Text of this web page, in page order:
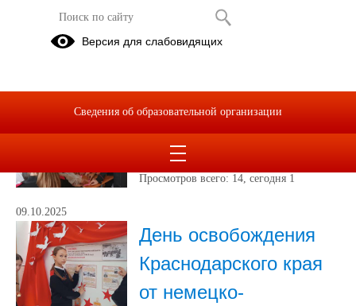
Публикации за Октябрь 2025
Разговоры о важном
«Как понять друг друга
разным поколениям?»
Просмотров всего: 14, сегодня 1
09.10.2025
День освобождения
Краснодарского края
от немецко-
Версия для слабовидящих
Сведения об образовательной организации